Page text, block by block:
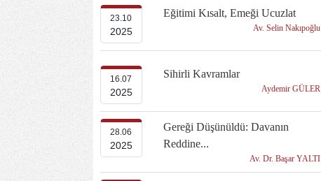
23.10
2025
Eğitimi Kısalt, Emeği Ucuzlat
Av. Selin Nakıpoğlu
16.07
2025
Sihirli Kavramlar
Aydemir GÜLER
28.06
2025
Gereği Düşünüldü: Davanın
Reddine...
Av. Dr. Başar YALTI